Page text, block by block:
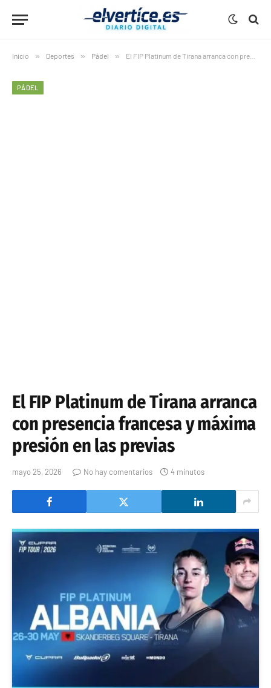
Inicio » Deportes » Pádel » El FIP Platinum de Tirana arranca con presencia francesa y máxima presión en las previas
PÁDEL
El FIP Platinum de Tirana arranca
con presencia francesa y máxima
presión en las previas
mayo 25, 2026 No hay comentarios 4 minutos